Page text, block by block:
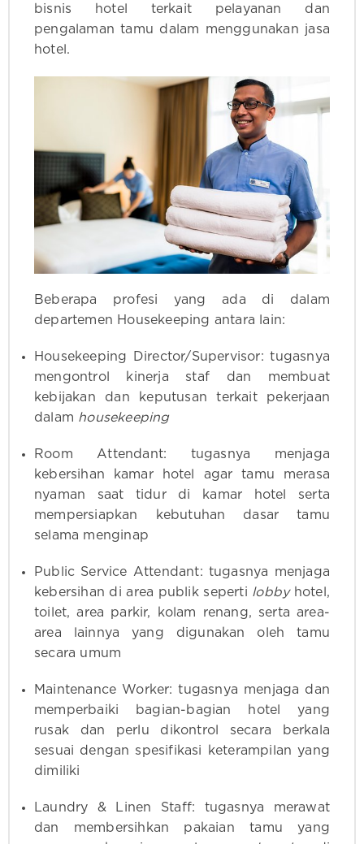
bisnis hotel terkait pelayanan dan
pengalaman tamu dalam menggunakan jasa
hotel.
Beberapa profesi yang ada di dalam
departemen Housekeeping antara lain:
Housekeeping Director/Supervisor: tugasnya
mengontrol kinerja staf dan membuat
kebijakan dan keputusan terkait pekerjaan
dalam housekeeping
Room Attendant: tugasnya menjaga
kebersihan kamar hotel agar tamu merasa
nyaman saat tidur di kamar hotel serta
mempersiapkan kebutuhan dasar tamu
selama menginap
Public Service Attendant: tugasnya menjaga
kebersihan di area publik seperti lobbyhotel,
toilet, area parkir, kolam renang, serta area-
area lainnya yang digunakan oleh tamu
secara umum
Maintenance Worker: tugasnya menjaga dan
memperbaiki bagian-bagian hotel yang
rusak dan perlu dikontrol secara berkala
sesuai dengan spesifikasi keterampilan yang
dimiliki
Laundry & Linen Staff: tugasnya merawat
dan membersihkan pakaian tamu yang